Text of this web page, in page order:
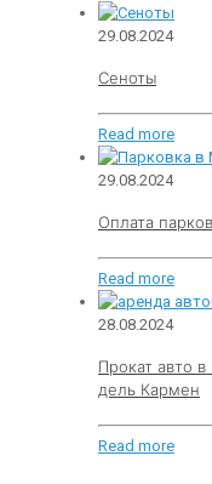
29.08.2024
Сеноты
Read more
29.08.2024
Оплата
Read more
28.08.2024
Прокат авто
дель Кармен
Read more